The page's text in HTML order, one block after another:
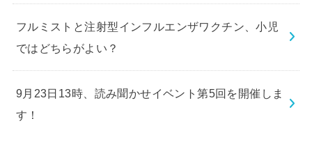
フルミストと注射型インフルエンザワクチン、小児
ではどちらがよい？
9月23日13時、読み聞かせイベント第5回を開催しま
す！